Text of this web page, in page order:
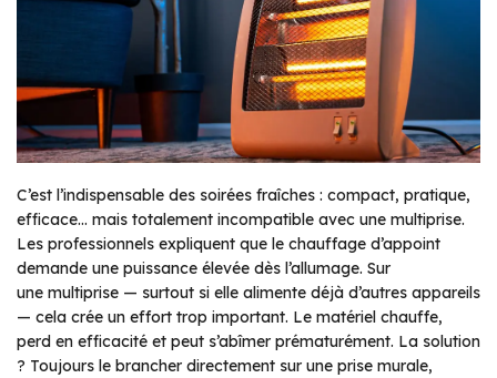
C’est l’indispensable des soirées fraîches : compact, pratique,
efficace… mais totalement incompatible avec une multiprise.
Les professionnels expliquent que le chauffage d’appoint
demande une puissance élevée dès l’allumage. Sur
une multiprise — surtout si elle alimente déjà d’autres appareils
— cela crée un effort trop important. Le matériel chauffe,
perd en efficacité et peut s’abîmer prématurément. La solution
? Toujours le brancher directement sur une prise murale,